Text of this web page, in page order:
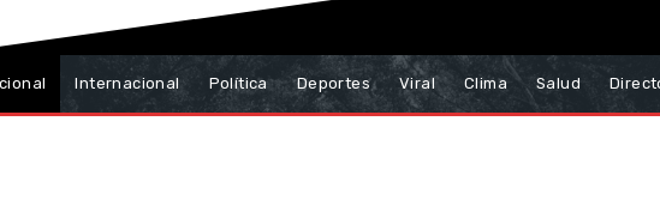
Internacional Política Deportes Viral Clima Salud